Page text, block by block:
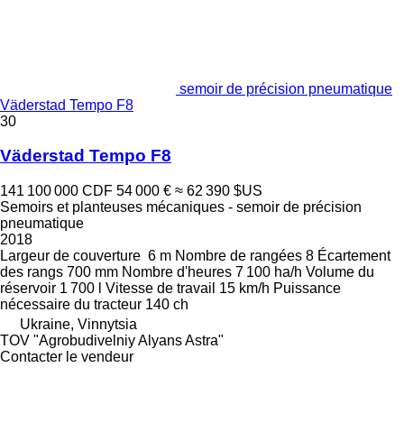
semoir de précision pneumatique
Väderstad Tempo F8
30
Väderstad Tempo F8
141 100 000 CDF 54 000 € ≈ 62 390 $US
Semoirs et planteuses mécaniques - semoir de précision
pneumatique
2018
Largeur de couverture 6 m Nombre de rangées 8 Écartement
des rangs 700 mm Nombre d'heures 7 100 ha/h Volume du
réservoir 1 700 l Vitesse de travail 15 km/h Puissance
nécessaire du tracteur 140 ch
Ukraine, Vinnytsia
TOV "Agrobudivelniy Alyans Astra"
Contacter le vendeur